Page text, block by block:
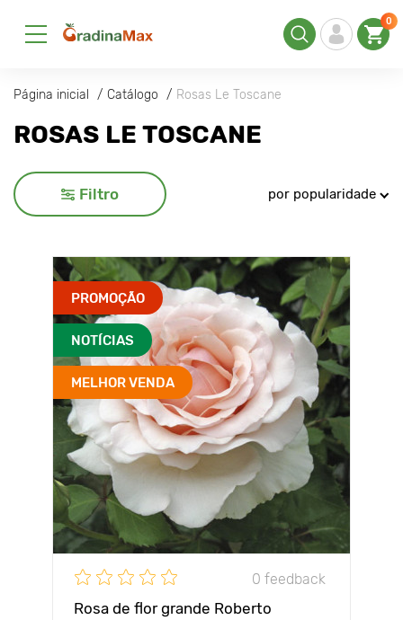
0
Página inicial Catálogo Rosas Le Toscane
ROSAS LE TOSCANE
Filtro por popularidade
PROMOÇÃO
NOTÍCIAS
MELHOR VENDA
0 feedback
Rosa de flor grande Roberto